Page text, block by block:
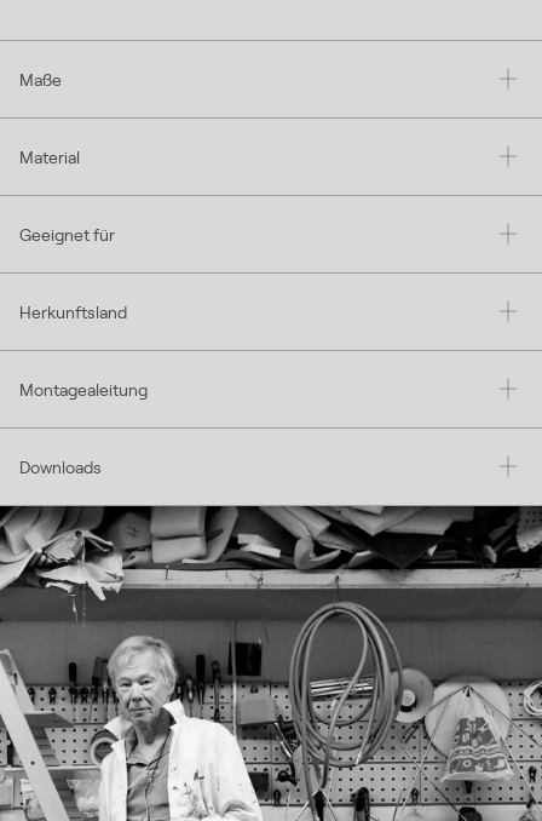
Maße
Material
Geeignet für
Herkunftsland
Montagealeitung
Downloads